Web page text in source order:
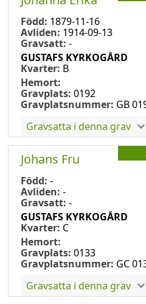
Född: 1879-11-16
Avliden: 1914-09-13
Gravsatt: -
GUSTAFS KYRKOGÅRD
Kvarter: B
Hemort:
Gravplats: 0192
Gravplatsnummer: GB
Gravsatta i denna grav
Johans Fru
Född: -
Avliden: -
Gravsatt: -
GUSTAFS KYRKOGÅRD
Kvarter: C
Hemort:
Gravplats: 0133
Gravplatsnummer: GC
Gravsatta i denna grav